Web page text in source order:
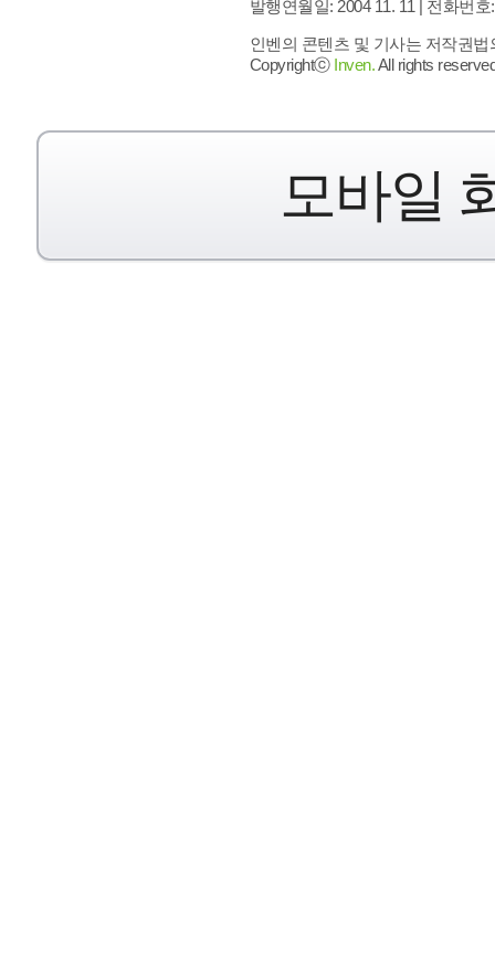
발행연월일: 2004 11. 11 | 전화번호
인벤의 콘텐츠 및 기사는 저작권
Copyrightⓒ Inven.All rights
모바일